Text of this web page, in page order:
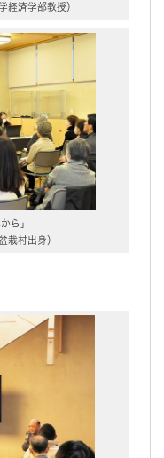
経済学部教授）
ら」
栽村出身）